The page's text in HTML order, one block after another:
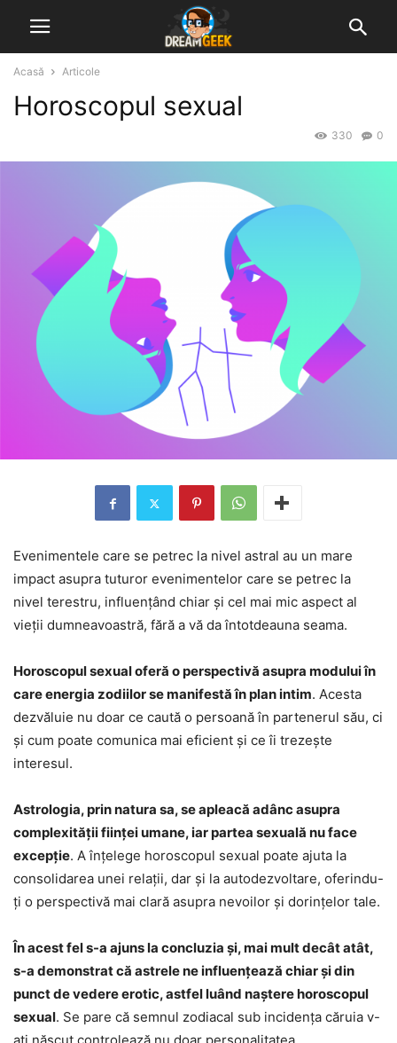
Acasă Articole
Horoscopul sexual
0
330
Evenimentele care se petrec la nivel astral au un mare
impact asupra tuturor evenimentelor care se petrec la
nivel terestru, influențând chiar și cel mai mic aspect al
vieții dumneavoastră, fără a vă da întotdeauna seama.
Horoscopul sexual oferă o perspectivă asupra modului în
care energia zodiilor se manifestă în plan intim. Acesta
dezvăluie nu doar ce caută o persoană în partenerul său, ci
și cum poate comunica mai eficient și ce îi trezește
interesul.
Astrologia, prin natura sa, se apleacă adânc asupra
complexității ființei umane, iar partea sexuală nu face
excepție. A înțelege horoscopul sexual poate ajuta la
consolidarea unei relații, dar și la autodezvoltare, oferindu-
ți o perspectivă mai clară asupra nevoilor și dorințelor tale.
În acest fel s-a ajuns la concluzia și, mai mult decât atât,
s-a demonstrat că astrele ne influențează chiar și din
punct de vedere erotic, astfel luând naștere horoscopul
sexual. Se pare că semnul zodiacal sub incidența căruia v-